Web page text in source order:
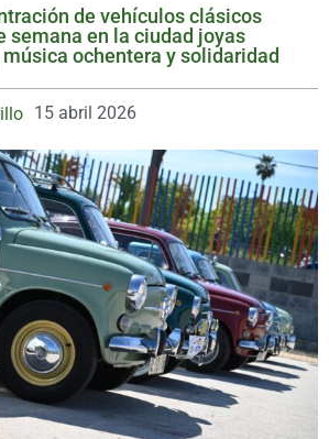
de vehículos clásicos
semana en la ciudad joyas
ochentera y solidaridad
15 abril 2026